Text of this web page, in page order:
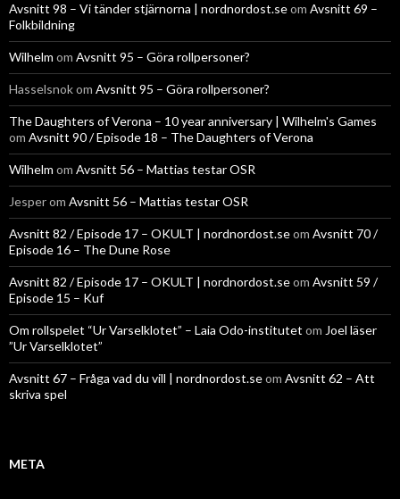
Avsnitt 98 – Vi tänder stjärnorna | nordnordost.seom Avsnitt 69 –
Folkbildning
Wilhelm om Avsnitt 95 – Göra rollpersoner?
Hasselsnokom Avsnitt 95 – Göra rollpersoner?
The Daughters of Verona – 10 year anniversary | Wilhelm's Games
om Avsnitt 90 / Episode 18 – The Daughters of Verona
Wilhelm om Avsnitt 56 – Mattias testar OSR
Jesperom Avsnitt 56 – Mattias testar OSR
Avsnitt 82 / Episode 17 – OKULT | nordnordost.seom Avsnitt 70 /
Episode 16 – The Dune Rose
Avsnitt 82 / Episode 17 – OKULT | nordnordost.seom Avsnitt 59 /
Episode 15 – Kuf
Om rollspelet “Ur Varselklotet” – Laia Odo-institutet om Joel läser
”Ur Varselklotet”
Avsnitt 67 – Fråga vad du vill | nordnordost.seom Avsnitt 62 – Att
skriva spel
META